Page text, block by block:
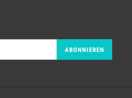
ABONNIEREN